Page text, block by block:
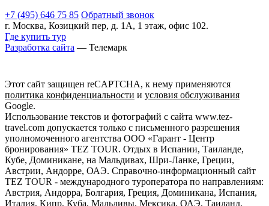
+7 (495) 646 75 85 Обратный звонок
г. Москва, Козицкий пер, д. 1А, 1 этаж, офис 102.
Где купить тур
Разработка сайта — Телемарк
Этот сайт защищен reCAPTCHA, к нему применяются
политика конфиденциальности и условия обслуживания
Google.
Использование текстов и фотографий с сайта www.tez-
travel.com допускается только с письменного разрешения
уполномоченного агентства ООО «Гарант - Центр
бронирования» TEZ TOUR. Отдых в Испании, Таиланде,
Кубе, Доминикане, на Мальдивах, Шри-Ланке, Греции,
Австрии, Андорре, ОАЭ. Справочно-информационный сайт
TEZ TOUR - международного туроператора по направлениям:
Австрия, Андорра, Болгария, Греция, Доминикана, Испания,
Италия, Кипр, Куба, Мальдивы, Мексика, ОАЭ, Таиланд,